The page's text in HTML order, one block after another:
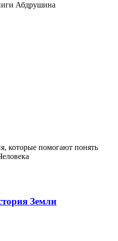
Абдрушина
которые помогают понять
Земли